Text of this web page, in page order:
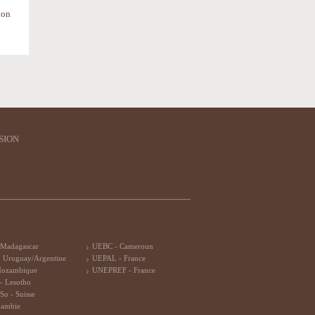
Uruguay/Argentine
Lesotho
- Suisse
UEBC - Cameroun
UEPAL - France
UNEPREF - France